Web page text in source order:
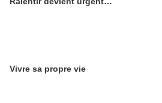
Vivre sa propre vie